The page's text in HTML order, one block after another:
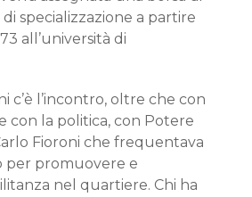
specializzazione a partire
all’università di
c’è l’incontro, oltre che con
con la politica, con Potere
Fioroni che frequentava
per promuovere e
nel quartiere. Chi ha